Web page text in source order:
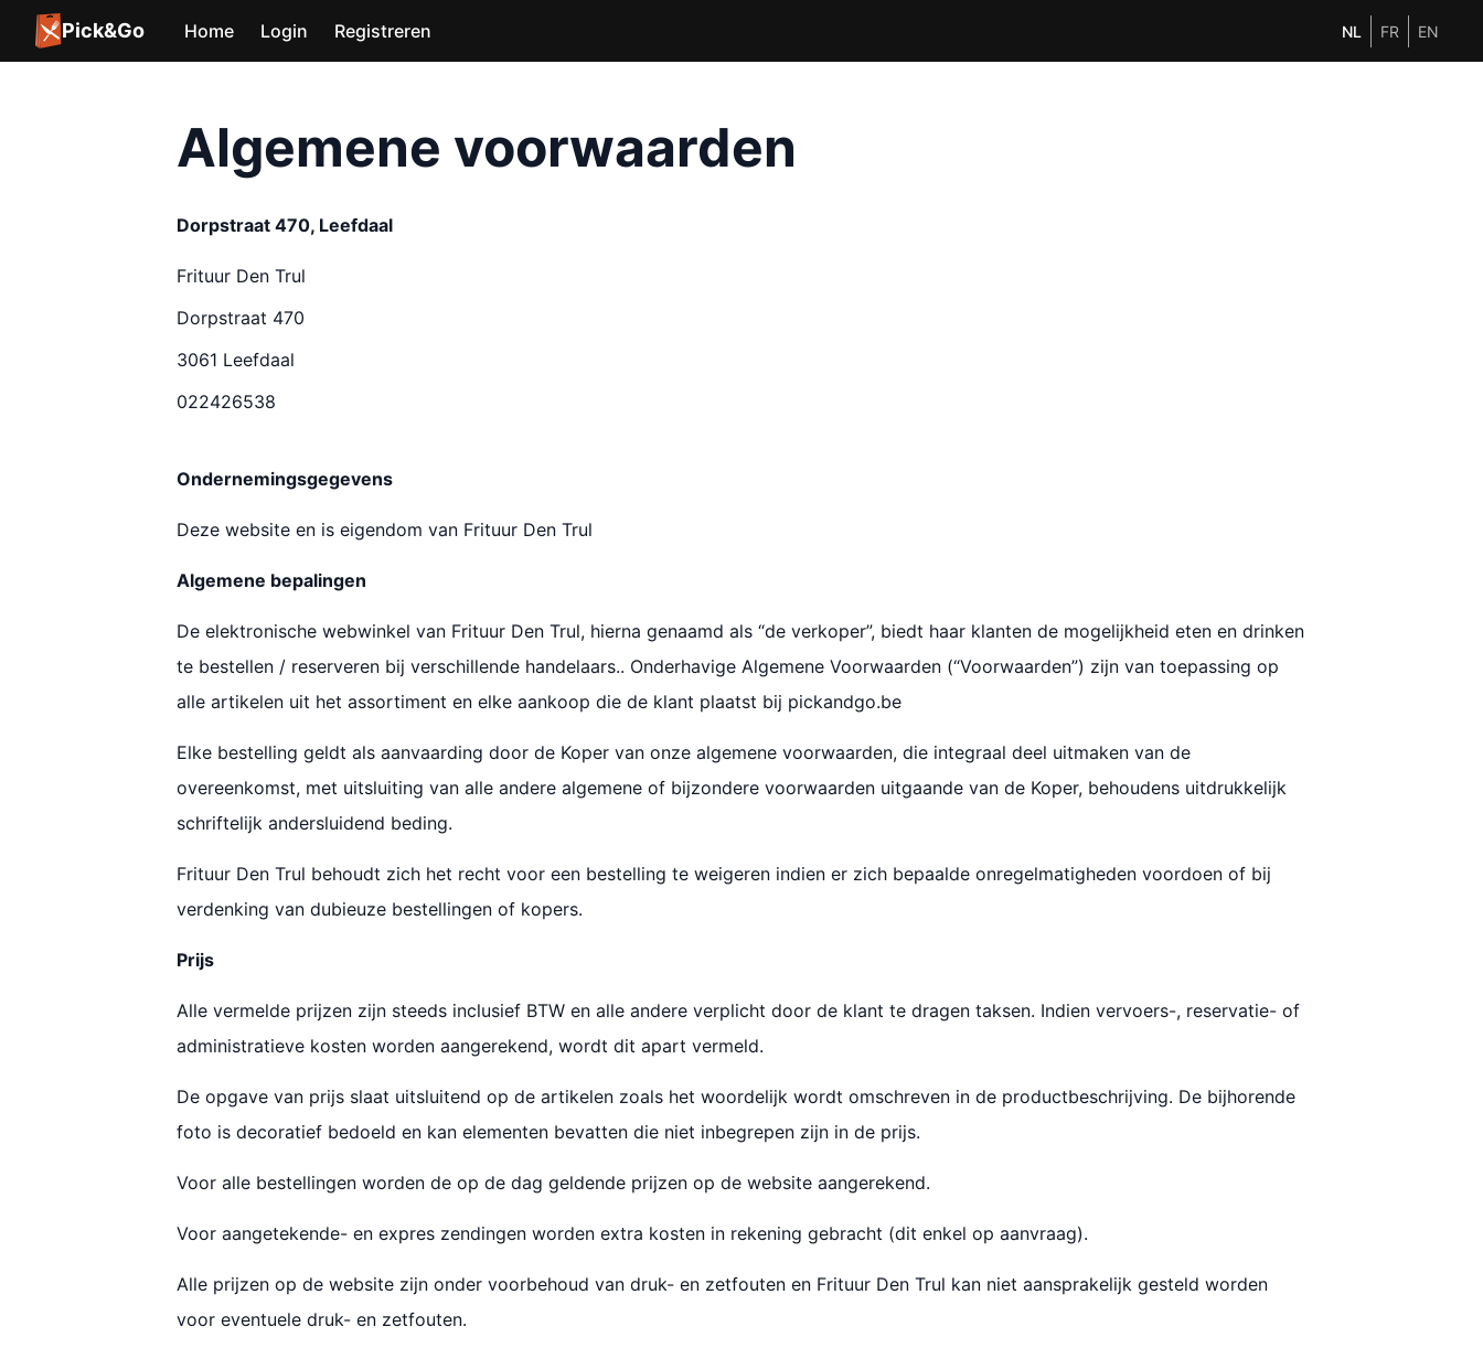
Pick&Go Home Login Registreren NL FR EN
Algemene voorwaarden
Dorpstraat 470, Leefdaal
Frituur Den Trul
Dorpstraat 470
3061 Leefdaal
022426538
Ondernemingsgegevens
Deze website en is eigendom van Frituur Den Trul
Algemene bepalingen
De elektronische webwinkel van Frituur Den Trul, hierna genaamd als “de verkoper”, biedt haar klanten de mogelijkheid eten en drinken
te bestellen / reserveren bij verschillende handelaars.. Onderhavige Algemene Voorwaarden (“Voorwaarden”) zijn van toepassing op
alle artikelen uit het assortiment en elke aankoop die de klant plaatst bij pickandgo.be
Elke bestelling geldt als aanvaarding door de Koper van onze algemene voorwaarden, die integraal deel uitmaken van de
overeenkomst, met uitsluiting van alle andere algemene of bijzondere voorwaarden uitgaande van de Koper, behoudens uitdrukkelijk
schriftelijk andersluidend beding.
Frituur Den Trul behoudt zich het recht voor een bestelling te weigeren indien er zich bepaalde onregelmatigheden voordoen of bij
verdenking van dubieuze bestellingen of kopers.
Prijs
Alle vermelde prijzen zijn steeds inclusief BTW en alle andere verplicht door de klant te dragen taksen. Indien vervoers-, reservatie- of
administratieve kosten worden aangerekend, wordt dit apart vermeld.
De opgave van prijs slaat uitsluitend op de artikelen zoals het woordelijk wordt omschreven in de productbeschrijving. De bijhorende
foto is decoratief bedoeld en kan elementen bevatten die niet inbegrepen zijn in de prijs.
Voor alle bestellingen worden de op de dag geldende prijzen op de website aangerekend.
Voor aangetekende- en expres zendingen worden extra kosten in rekening gebracht (dit enkel op aanvraag).
Alle prijzen op de website zijn onder voorbehoud van druk- en zetfouten en Frituur Den Trul kan niet aansprakelijk gesteld worden
voor eventuele druk- en zetfouten.